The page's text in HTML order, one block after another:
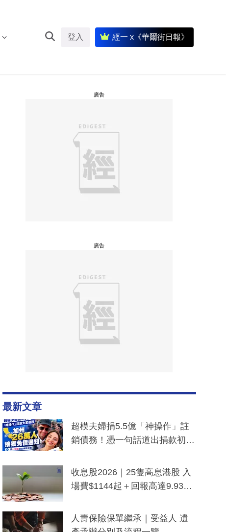
登入 經一 x《華爾街日報》
廣告
廣告
最新文章
超模夫婦捐5.5億「神操作」註
銷債務！憑一句話道出捐款初
一度被誤當詐騙手段
收息股2026｜25隻高息港股 入
場費$1144起＋回報高達9.93
人壽保險保單繼承｜受益人 遺